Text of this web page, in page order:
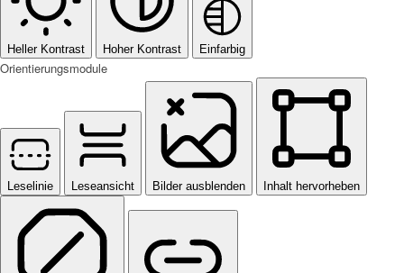
Heller Kontrast Hoher Kontrast Einfarbig
Orientierungsmodule
Leselinie Leseansicht Bilder ausblenden Inhalt hervorheben